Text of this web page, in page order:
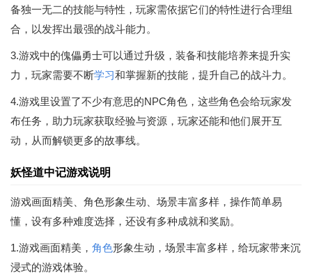
备独一无二的技能与特性，玩家需依据它们的特性进行合理组
合，以发挥出最强的战斗能力。
3.游戏中的傀儡勇士可以通过升级，装备和技能培养来提升实
力，玩家需要不断学习和掌握新的技能，提升自己的战斗力。
4.游戏里设置了不少有意思的NPC角色，这些角色会给玩家发
布任务，助力玩家获取经验与资源，玩家还能和他们展开互
动，从而解锁更多的故事线。
妖怪道中记游戏说明
游戏画面精美、角色形象生动、场景丰富多样，操作简单易
懂，设有多种难度选择，还设有多种成就和奖励。
1.游戏画面精美， 角色形象生动，场景丰富多样，给玩家带来沉
浸式的游戏体验。